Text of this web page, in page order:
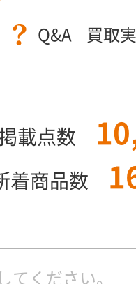
Q&A 買取
載点数
着商品数